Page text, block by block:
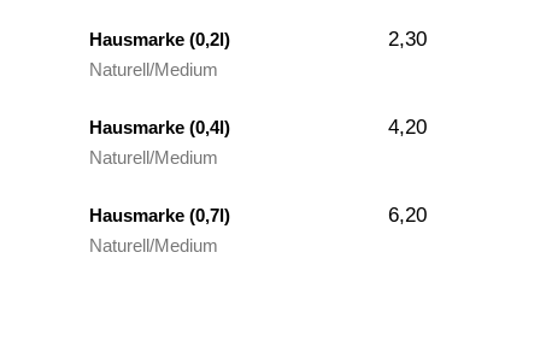
Hausmarke (0,2l) 2,30
Naturell/Medium
Hausmarke (0,4l) 4,20
Naturell/Medium
Hausmarke (0,7l) 6,20
Naturell/Medium